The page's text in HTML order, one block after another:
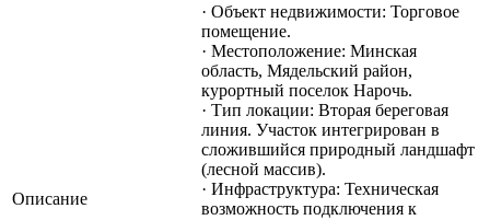
Описание
· Объект недвижимости: Торговое
помещение.
· Местоположение: Минская
область, Мядельский район,
курортный поселок Нарочь.
· Тип локации: Вторая береговая
линия. Участок интегрирован в
сложившийся природный ландшафт
(лесной массив).
· Инфраструктура: Техническая
возможность подключения к